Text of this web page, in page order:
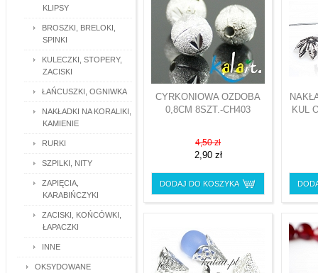
KLIPSY
BROSZKI, BRELOKI,
SPINKI
KULECZKI, STOPERY,
ZACISKI
ŁAŃCUSZKI, OGNIWKA
NAKŁADKI NA KORALIKI,
KAMIENIE
RURKI
SZPILKI, NITY
ZAPIĘCIA,
KARABIŃCZYKI
ZACISKI, KOŃCÓWKI,
ŁAPACZKI
INNE
OKSYDOWANE
CYRKONIOWA OZDOBA
0,8CM 8SZT.-CH403
4,50 zł
2,90 zł
DODAJ DO KOSZYKA
KUL